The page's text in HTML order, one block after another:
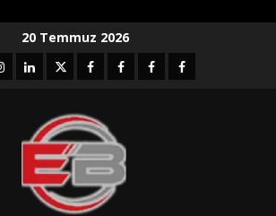
20 Temmuz 2026
LinkedIntwitterfacebook-Facebook-
Facebook-Facebook-